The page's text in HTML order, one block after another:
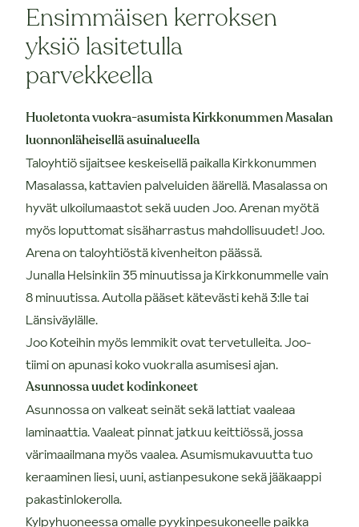
Ensimmäisen kerroksen
yksiö lasitetulla
parvekkeella
Huoletonta vuokra-asumista Kirkkonummen Masalan
luonnonläheisellä asuinalueella
Taloyhtiö sijaitsee keskeisellä paikalla Kirkkonummen
Masalassa, kattavien palveluiden äärellä. Masalassa on
hyvät ulkoilumaastot sekä uuden Joo. Arenan myötä
myös loputtomat sisäharrastus mahdollisuudet! Joo.
Arena on taloyhtiöstä kivenheiton päässä.
Junalla Helsinkiin 35 minuutissa ja Kirkkonummelle vain
8 minuutissa. Autolla pääset kätevästi kehä 3:lle tai
Länsiväylälle.
Joo Koteihin myös lemmikit ovat tervetulleita. Joo-
tiimi on apunasi koko vuokralla asumisesi ajan.
Asunnossa uudet kodinkoneet
Asunnossa on valkeat seinät sekä lattiat vaaleaa
laminaattia. Vaaleat pinnat jatkuu keittiössä, jossa
värimaailmana myös vaalea. Asumismukavuutta tuo
keraaminen liesi, uuni, astianpesukone sekä jääkaappi
pakastinlokerolla.
Kylpyhuoneessa omalle pyykinpesukoneelle paikka